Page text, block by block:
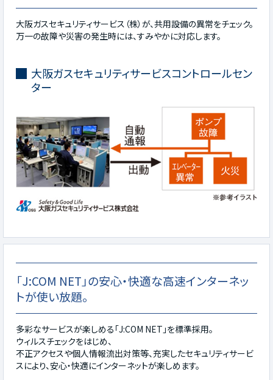
大阪ガスセキュリティサービス（株）が、共用設備の異常をチェック。
万一の故障や災害の発生時には、すみやかに対応します。
大阪ガスセキュリティサービスコントロールセン
ター
「J:COM NET」の安心・快適な高速インターネッ
トが使い放題。
多彩なサービスが楽しめる「J:COM NET」を標準採用。
ウィルスチェックをはじめ、
不正アクセスや個人情報流出対策等、充実したセキュリティサービ
スにより、安心・快適にインターネットが楽しめます。